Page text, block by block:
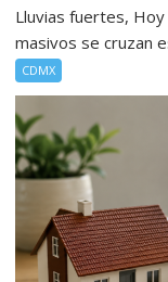
Lluvias fuertes,
masivos se cruzan
CDMX